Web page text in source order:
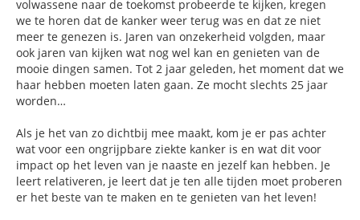
volwassene naar de toekomst probeerde te kijken, kregen
we te horen dat de kanker weer terug was en dat ze niet
meer te genezen is. Jaren van onzekerheid volgden, maar
ook jaren van kijken wat nog wel kan en genieten van de
mooie dingen samen. Tot 2 jaar geleden, het moment dat we
haar hebben moeten laten gaan. Ze mocht slechts 25 jaar
worden…
Als je het van zo dichtbij mee maakt, kom je er pas achter
wat voor een ongrijpbare ziekte kanker is en wat dit voor
impact op het leven van je naaste en jezelf kan hebben. Je
leert relativeren, je leert dat je ten alle tijden moet proberen
er het beste van te maken en te genieten van het leven!